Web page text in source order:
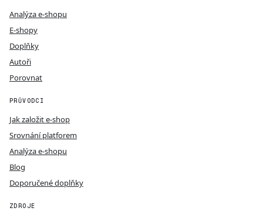
Analýza e-shopu
E-shopy
Doplňky
Autoři
Porovnat
PRŮVODCI
Jak založit e-shop
Srovnání platforem
Analýza e-shopu
Blog
Doporučené doplňky
ZDROJE